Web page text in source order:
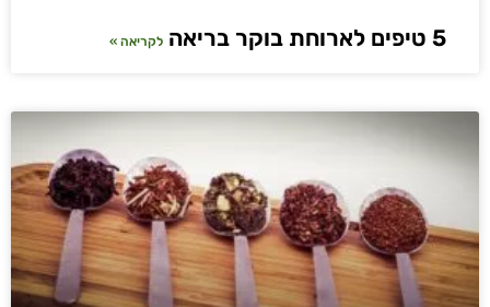
5 טיפים לארוחת בוקר בריאה לקריאה »